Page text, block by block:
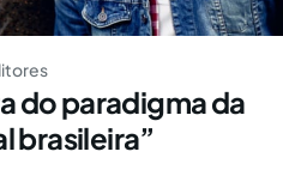
do paradigma da
brasileira”